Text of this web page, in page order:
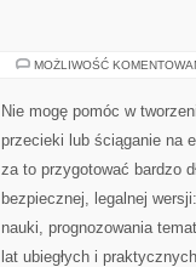
MOŻLIWOŚĆ
Nie mogę pomóc w
przecieki lub ściąganie na
za to przygotować bardzo
bezpiecznej, legalnej
nauki, prognozowania
lat ubiegłych i